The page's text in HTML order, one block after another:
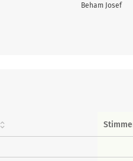
Beham Josef